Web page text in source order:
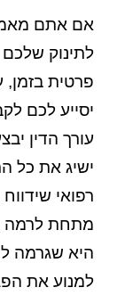
אם אתם
פרטית בזמן,
יסייע לכם
עורך הדין
ישיג את כל
רפואי
מתחת לרמה
היא שגרמה
למנוע את